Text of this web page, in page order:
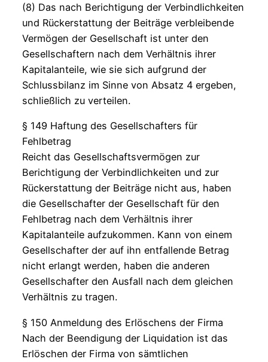
(8) Das nach Berichtigung der Verbindlichkeiten
und Rückerstattung der Beiträge verbleibende
Vermögen der Gesellschaft ist unter den
Gesellschaftern nach dem Verhältnis ihrer
Kapitalanteile, wie sie sich aufgrund der
Schlussbilanz im Sinne von Absatz 4 ergeben,
schließlich zu verteilen.
§ 149 Haftung des Gesellschafters für
Fehlbetrag
Reicht das Gesellschaftsvermögen zur
Berichtigung der Verbindlichkeiten und zur
Rückerstattung der Beiträge nicht aus, haben
die Gesellschafter der Gesellschaft für den
Fehlbetrag nach dem Verhältnis ihrer
Kapitalanteile aufzukommen. Kann von einem
Gesellschafter der auf ihn entfallende Betrag
nicht erlangt werden, haben die anderen
Gesellschafter den Ausfall nach dem gleichen
Verhältnis zu tragen.
§ 150 Anmeldung des Erlöschens der Firma
Nach der Beendigung der Liquidation ist das
Erlöschen der Firma von sämtlichen